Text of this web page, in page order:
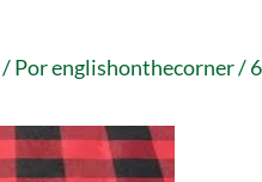
/ Porenglishonthecorner/